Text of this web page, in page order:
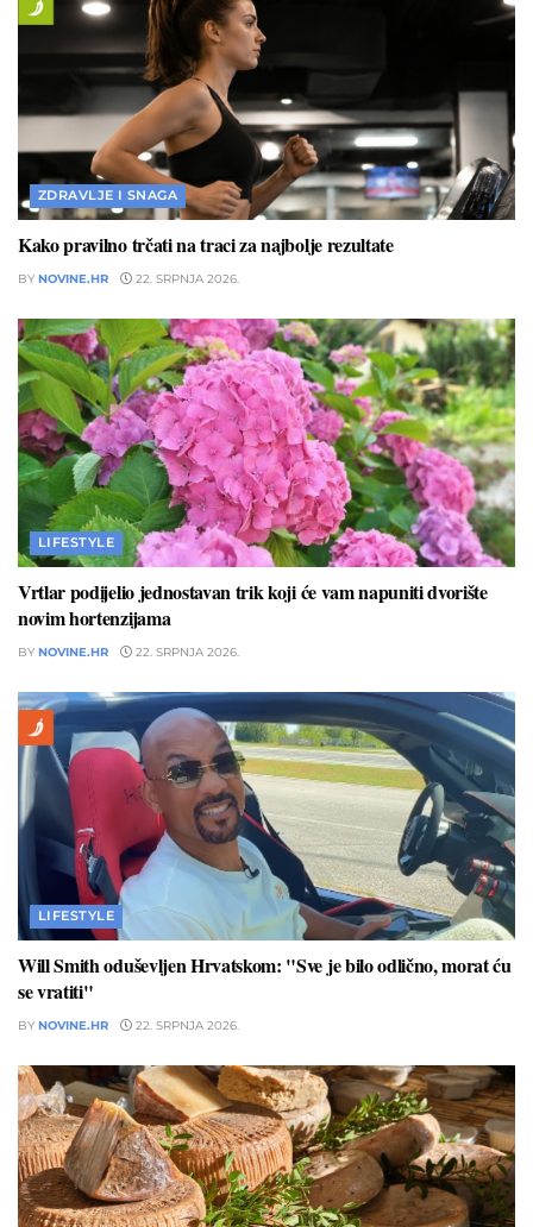
ZDRAVLJE I SNAGA
Kako pravilno trčati na traci za najbolje rezultate
BY NOVINE.HR 22. SRPNJA 2026.
LIFESTYLE
Vrtlar podijelio jednostavan trik koji će vam napuniti dvorište
novim hortenzijama
BY NOVINE.HR 22. SRPNJA 2026.
LIFESTYLE
Will Smith oduševljen Hrvatskom: "Sve je bilo odlično, morat ću
se vratiti"
BY NOVINE.HR 22. SRPNJA 2026.